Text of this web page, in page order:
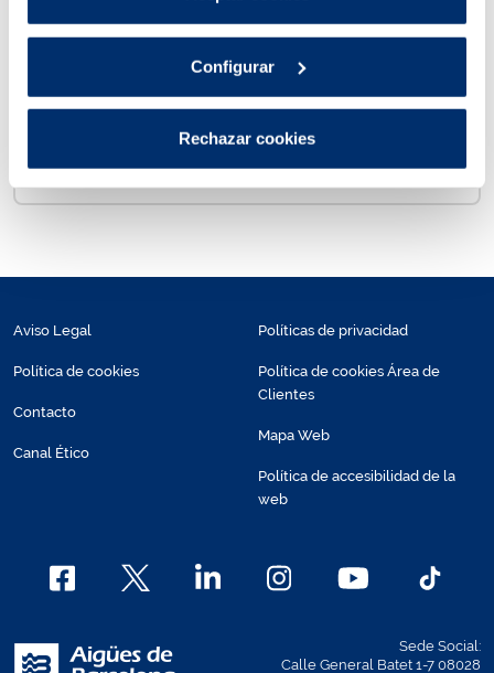
Configurar
Rechazar cookies
conexión de agua
Solicita instalación
Aviso Legal
Política de cookies
Contacto
Canal Ético
Políticas de privacidad
Política de cookies Área de
Clientes
Mapa Web
Política de accesibilidad de la
web
Sede Social:
Calle General Batet 1-7 08028